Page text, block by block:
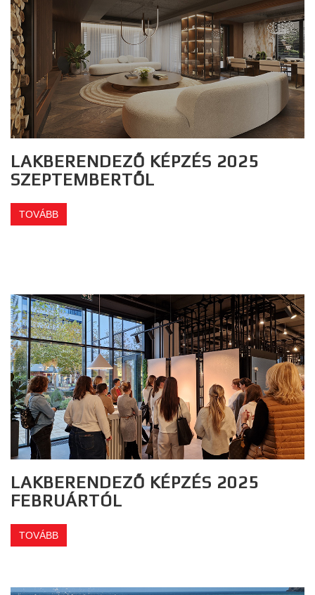
LAKBERENDEZŐ KÉPZÉS 2025
SZEPTEMBERTŐL
TOVÁBB
LAKBERENDEZŐ KÉPZÉS 2025
FEBRUÁRTÓL
TOVÁBB